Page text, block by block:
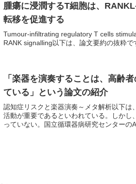
腫瘍に浸潤するT細胞は、
転移を促進する
Tumour-infiltrating regulatory T cells
RANK signalling以下は、論文要約の抜粋で
「楽器を演奏することは、高齢
ている」という論文の紹介
認知症リスクと楽器演奏～メタ解析以下
活動が重要であるといわれている。しか
っていない。国立循環器病研究センターの